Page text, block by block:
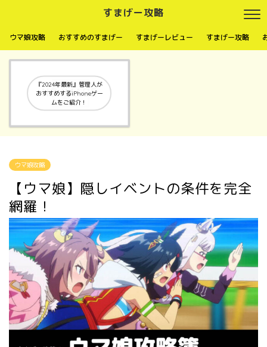
すまげー攻略
ウマ娘攻略 おすすめのすまげー すまげーレビュー すまげー攻略
『2024年最新』管理人が
おすすめするiPhoneゲー
ムをご紹介！
ウマ娘攻略
【ウマ娘】隠しイベントの条件を完全
網羅！